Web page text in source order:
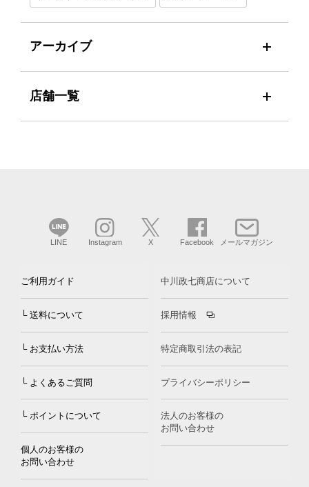
アーカイブ
店舗一覧
LINE Instagram X Facebook メールマガジン
ご利用ガイド
└ 送料について
└ お支払い方法
└ よくあるご質問
└ ポイントについて
個人のお客様の
お問い合わせ
中川政七商店について
採用情報
特定商取引法の表記
プライバシーポリシー
法人のお客様の
お問い合わせ